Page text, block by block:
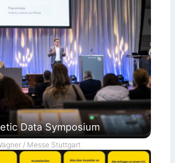
Data Symposium
/ Messe Stuttgart